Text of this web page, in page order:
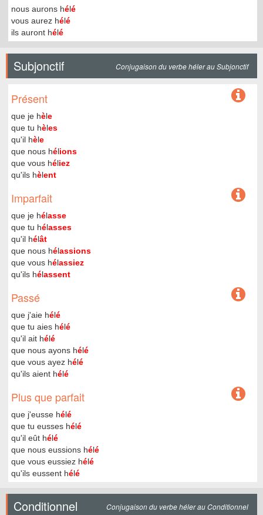
nous aurons hélé
vous aurez hélé
ils auront hélé
Subjonctif Conjugaison du verbe héler au Subjonctif
Présent
que je hèle
que tu hèles
qu'il hèle
que nous hélions
que vous héliez
qu'ils hèlent
Imparfait
que je hélasse
que tu hélasses
qu'il hélât
que nous hélassions
que vous hélassiez
qu'ils hélassent
Passé
que j'aie hélé
que tu aies hélé
qu'il ait hélé
que nous ayons hélé
que vous ayez hélé
qu'ils aient hélé
Plus que parfait
que j'eusse hélé
que tu eusses hélé
qu'il eût hélé
que nous eussions hélé
que vous eussiez hélé
qu'ils eussent hélé
Conditionnel Conjugaison du verbe héler au Conditionnel